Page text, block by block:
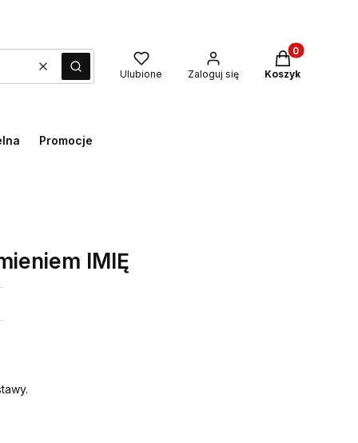
WyczyśćSzukaj Ulubione Zaloguj się
Produkty w
Koszyk
Promocje
IMIĘ